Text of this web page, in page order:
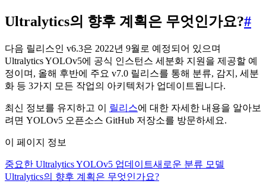
Ultralytics의 향후 계획은 무엇인가요?#
다음 릴리스인 v6.3은 2022년 9월로 예정되어 있으며
Ultralytics YOLOv5에 공식 인스턴스 세분화 지원을 제공할 예
정이며, 올해 후반에 주요 v7.0 릴리스를 통해 분류, 감지, 세분
화 등 3가지 모든 작업의 아키텍처가 업데이트됩니다.
최신 정보를 유지하고 이 릴리스에 대한 자세한 내용을 알아보
려면 YOLOv5 오픈소스 GitHub 저장소를 방문하세요.
이 페이지 정보
중요한 Ultralytics YOLOv5 업데이트새로운 분류 모델
Ultralytics의 향후 계획은 무엇인가요?